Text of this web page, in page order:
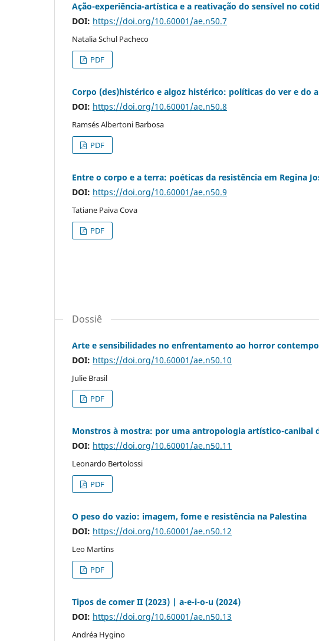
Ação-experiência-artística e a reativação do sensível no
DOI: https://doi.org/10.60001/ae.n50.7
Natalia Schul Pacheco
PDF
Corpo (des)histérico e algoz histérico: políticas do ver e do
DOI: https://doi.org/10.60001/ae.n50.8
Ramsés Albertoni Barbosa
PDF
Entre o corpo e a terra: poéticas da resistência em Regina
DOI: https://doi.org/10.60001/ae.n50.9
Tatiane Paiva Cova
PDF
Dossiê
Arte e sensibilidades no enfrentamento ao horror
DOI: https://doi.org/10.60001/ae.n50.10
Julie Brasil
PDF
Monstros à mostra: por uma antropologia artístico-canibal
DOI: https://doi.org/10.60001/ae.n50.11
Leonardo Bertolossi
PDF
O peso do vazio: imagem, fome e resistência na Palestina
DOI: https://doi.org/10.60001/ae.n50.12
Leo Martins
PDF
Tipos de comer II (2023) | a-e-i-o-u (2024)
DOI: https://doi.org/10.60001/ae.n50.13
Andréa Hygino